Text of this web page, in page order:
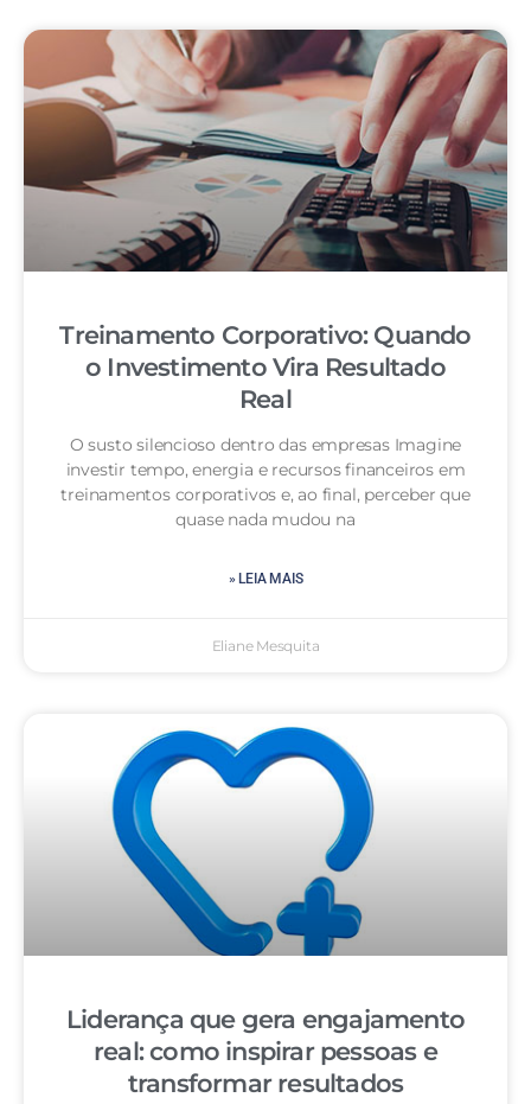
Treinamento Corporativo: Quando
o Investimento Vira Resultado
Real
O susto silencioso dentro das empresas Imagine
investir tempo, energia e recursos financeiros em
treinamentos corporativos e, ao final, perceber que
quase nada mudou na
» LEIA MAIS
Eliane Mesquita
Liderança que gera engajamento
real: como inspirar pessoas e
transformar resultados